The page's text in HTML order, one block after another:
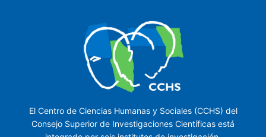
El Centro de Ciencias Humanas y Sociales (CCHS) del
Consejo Superior de Investigaciones Científicas está